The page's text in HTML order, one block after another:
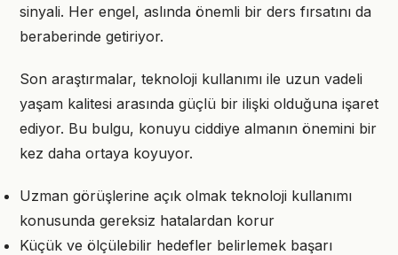
sinyali. Her engel, aslında önemli bir ders fırsatını da
beraberinde getiriyor.
Son araştırmalar, teknoloji kullanımı ile uzun vadeli
yaşam kalitesi arasında güçlü bir ilişki olduğuna işaret
ediyor. Bu bulgu, konuyu ciddiye almanın önemini bir
kez daha ortaya koyuyor.
Uzman görüşlerine açık olmak teknoloji kullanımı
konusunda gereksiz hatalardan korur
Küçük ve ölçülebilir hedefler belirlemek başarı